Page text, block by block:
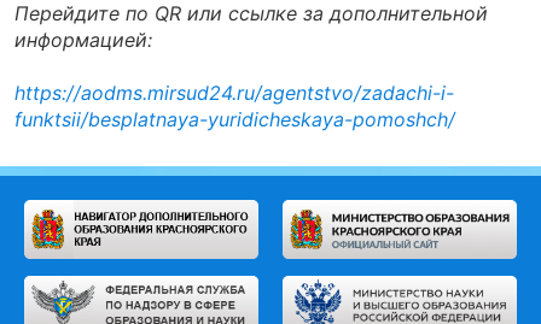
Перейдите по QR или ссылке за дополнительной
информацией:
https://aodms.mirsud24.ru/agentstvo/zadachi-i-
funktsii/besplatnaya-yuridicheskaya-pomoshch/